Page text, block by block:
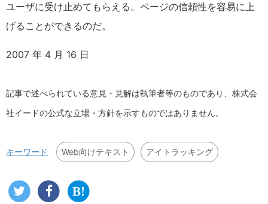
ユーザに受け止めてもらえる。ページの信頼性を容易に上
げることができるのだ。
2007 年 4 月 16 日
記事で述べられている意見・見解は執筆者等のものであり、株式会
社イードの公式な立場・方針を示すものではありません。
キーワード Web向けテキスト アイトラッキング